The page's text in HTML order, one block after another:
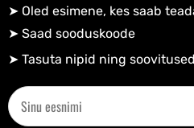
➤ Oled esimene, kes saab
➤ Saad sooduskoode​
➤ Tasuta nipid ning soovitused​